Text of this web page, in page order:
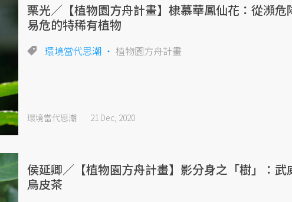
栗光／【植物園方舟計畫】棣慕華鳳仙花：從瀕危
易危的特稀有植物
環境當代思潮 植物園方舟計畫
環境當代思潮 21 Dec, 2020
侯延卿／【植物園方舟計畫】影分身之「樹」：武
烏皮茶